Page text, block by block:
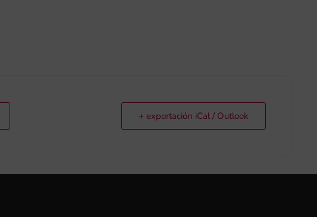
+ exportación iCal / Outlook